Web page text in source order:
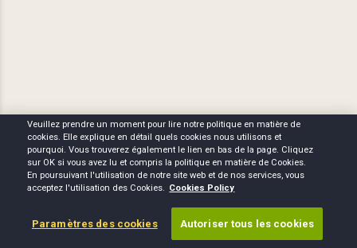
Veuillez prendre un moment pour lire notre politique en matière de
cookies. Elle explique en détail quels cookies nous utilisons et
pourquoi. Vous trouverez également le lien en bas de la page. Cliquez
sur OK si vous avez lu et compris la politique en matière de Cookies.
En poursuivant l'utilisation de notre site web et de nos services, vous
acceptez l'utilisation des Cookies. Cookies Policy
Paramètres des cookies Autoriser tous les cookies